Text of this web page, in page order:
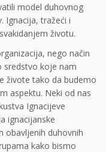
model duhovnog
Ignacija, tražeći i
životu.
nego način
sredstvo koje nam
živote tako da budemo
aspektu. Neki od nas
Ignacijeve
ignacijanske
obavljenih duhovnih
kako bismo